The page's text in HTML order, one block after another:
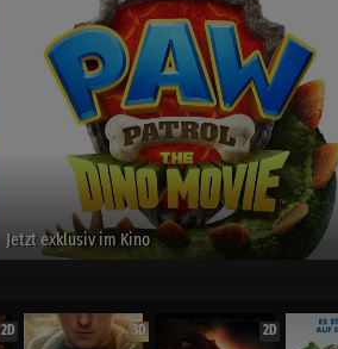
Spider-Man :Brand New Day
exclusiv im Kino
2D
3D
2D